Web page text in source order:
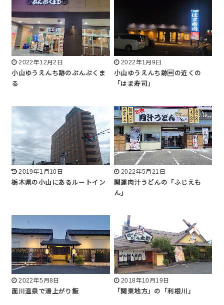
2022年12月2日
小山ゆうえんち跡のぷんぷくま
る
2022年1月9日
小山ゆうえんち跡の近くの
「はま寿司」
2019年1月10日
栃木県の小山にあるルートイン
2022年5月21日
開運肉汁うどんの「ふじえも
ん」
2022年5月8日
面川温泉で湯上がり飯
2018年10月19日
「関東地方」の「利根川」